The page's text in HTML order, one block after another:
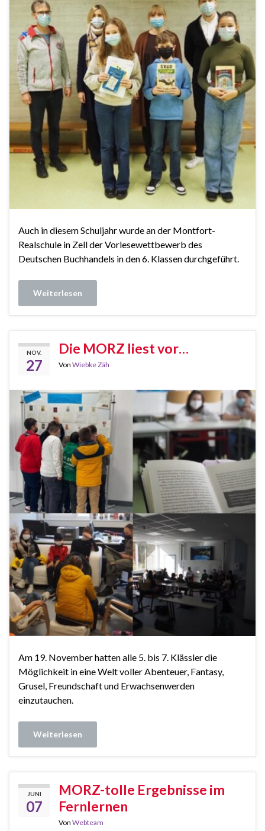
Auch in diesem Schuljahr wurde an der Montfort-
Realschule in Zell der Vorlesewettbewerb des
Deutschen Buchhandels in den 6. Klassen durchgeführt.
Weiterlesen
NOV.
27
Die MORZ liest vor…
Von Wiebke Zäh
Am 19. November hatten alle 5. bis 7. Klässler die
Möglichkeit in eine Welt voller Abenteuer, Fantasy,
Grusel, Freundschaft und Erwachsenwerden
einzutauchen.
Weiterlesen
JUNI
07
MORZ-tolle Ergebnisse im
Fernlernen
Von Webteam